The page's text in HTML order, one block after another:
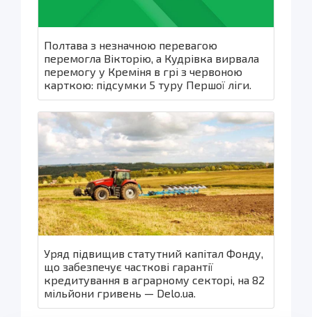
Полтава з незначною перевагою
перемогла Вікторію, а Кудрівка вирвала
перемогу у Креміня в грі з червоною
карткою: підсумки 5 туру Першої ліги.
Уряд підвищив статутний капітал Фонду,
що забезпечує часткові гарантії
кредитування в аграрному секторі, на 82
мільйони гривень — Delo.ua.